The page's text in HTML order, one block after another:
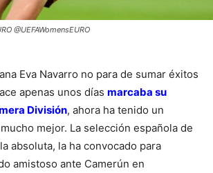
@UEFAWomensEURO
Eva Navarro no para de sumar éxitos
apenas unos días marcaba su
División, ahora ha tenido un
mejor. La selección española de
absoluta, la ha convocado para
amistoso ante Camerún en